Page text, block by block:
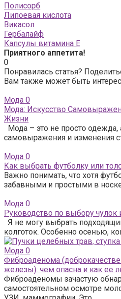
Полисорб
Липоевая кислота
Викасол
Гербалайф
Капсулы витамина Е
Приятного аппетита!
0
Понравилась статья?
Вам также может быть
Мода 0
Мода: Искусство
Жизни
Мода – это не просто одежда,
самовыражения и изменения
Мода 0
Как выбрать футболку или
Важно понимать, что хотя
забавными и простыми в
Мода 0
Руководство по выбору чулок
Я не могу выбрать
колготок. Особенно осенью,
Мода 0
Фиброаденома
железы): чем опасна и как ее
Фиброаденомы зачастую
самостоятельном осмотре